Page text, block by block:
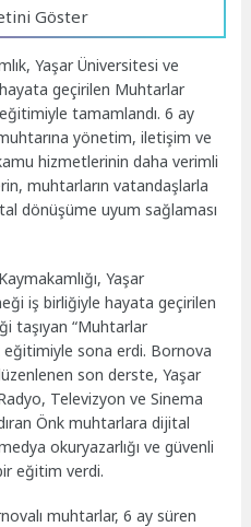
Göster
Yaşar Üniversitesi ve
geçirilen Muhtarlar
tamamlandı. 6 ay
yönetim, iletişim ve
hizmetlerinin daha verimli
muhtarların vatandaşlarla
dönüşüme uyum sağlaması
Yaşar
iş birliğiyle hayata geçirilen
taşıyan “Muhtarlar
eğitimiyle sona erdi. Bornova
son derste, Yaşar
Televizyon ve Sinema
Önk muhtarlara dijital
okuryazarlığı ve güvenli
eğitim verdi.
muhtarlar, 6 ay süren